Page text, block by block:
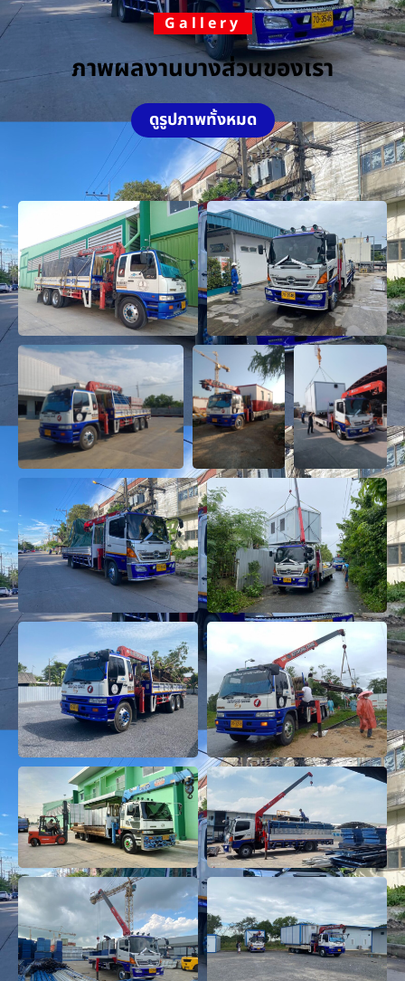
Gallery
ภาพผลงานบางส่วนของเรา
ดูรูปภาพทั้งหมด